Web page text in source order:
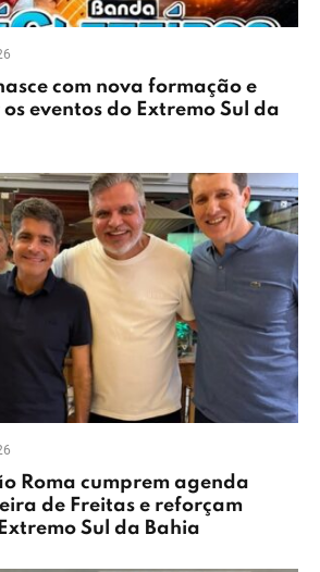
com nova formação e
eventos do Extremo Sul da
Roma cumprem agenda
de Freitas e reforçam
Sul da Bahia